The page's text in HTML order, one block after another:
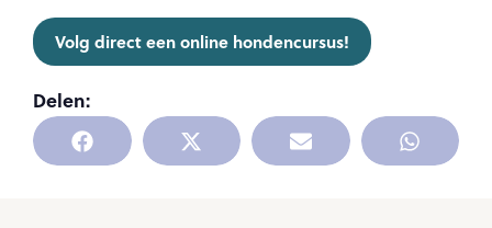
Delen:
Volg direct een online hondencursus!